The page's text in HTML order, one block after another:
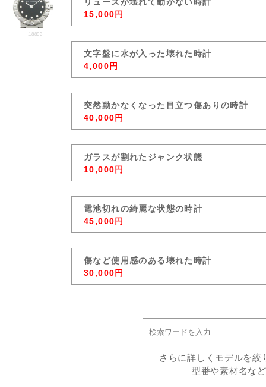
18893
15,000円
文字盤に水が入った壊れた時計
4,000円
突然動かなくなった目立つ傷ありの時計
40,000円
ガラスが割れたジャンク状態
10,000円
電池切れの綺麗な状態の時計
45,000円
傷など使用感のある壊れた時計
30,000円
さらに詳しくモデルを
型番や素材名な